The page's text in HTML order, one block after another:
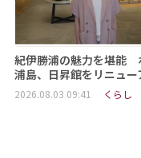
紀伊勝浦の魅力を堪能
浦島、日昇館をリニュー
2026.08.03 09:41 くらし